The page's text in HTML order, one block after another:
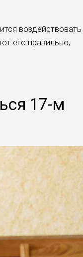
воздействовать
его правильно,
17-м